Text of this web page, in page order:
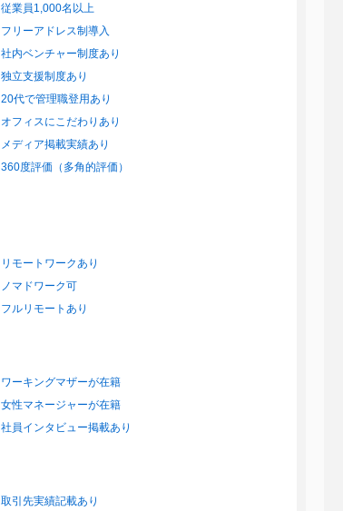
従業員1,000名以上
フリーアドレス制導入
社内ベンチャー制度あり
独立支援制度あり
20代で管理職登用あり
オフィスにこだわりあり
メディア掲載実績あり
360度評価（多角的評価）
リモートワークあり
ノマドワーク可
フルリモートあり
ワーキングマザーが在籍
女性マネージャーが在籍
社員インタビュー掲載あり
取引先実績記載あり